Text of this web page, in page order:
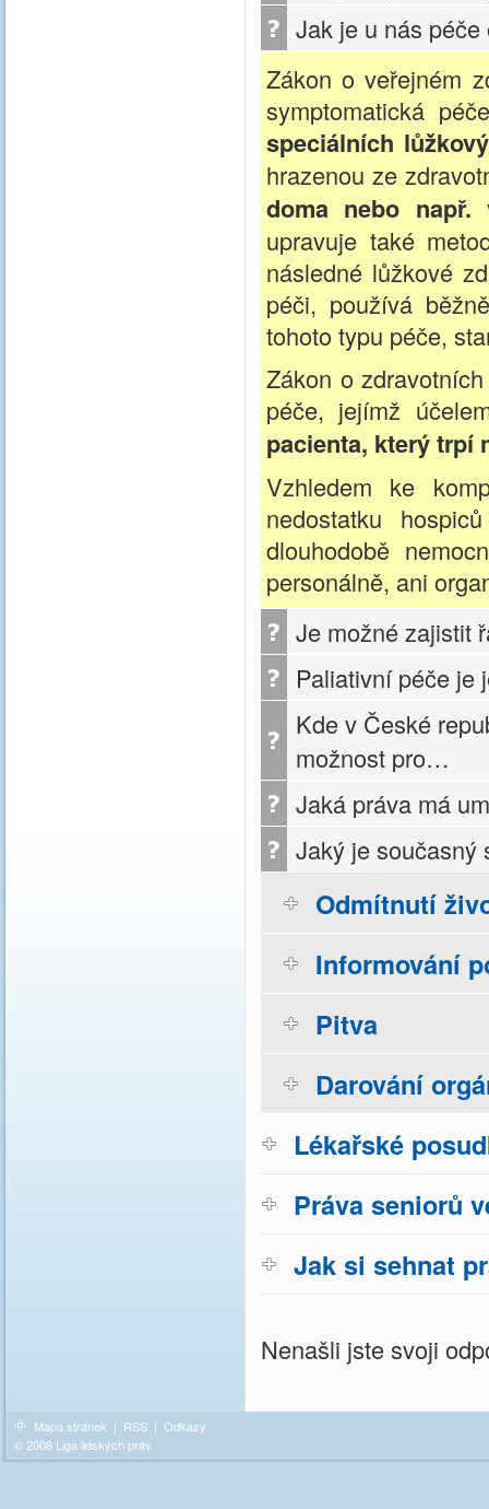
Jak je u nás
Zákon o veřejném
symptomatická
speciálních
hrazenou ze
doma nebo např.
upravuje také
následné lůžkové
péči, používá
tohoto typu péče,
Zákon o
péče, jejímž
pacienta, který trpí
Vzhledem ke
nedostatku
dlouhodobě
personálně, ani
Je možné zajistit
Paliativní péče je
Kde v České
možnost pro…
Jaká práva má
Jaký je současný
Odmítnutí
Informování
Pitva
Darování
Lékařské
Práva seniorů
Jak si sehnat
Nenašli jste svoji
Mapa stránek | RSS | Odkazy
© 2008 Liga lidských práv